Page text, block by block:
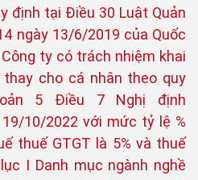
định tại Điều 30 Luật Quản
ngày 13/6/2019 của Quốc
ty có trách nhiệm khai
cho cá nhân theo quy
5 Điều 7 Nghị định
10/2022 với mức tỷ lệ %
thuế GTGT là 5% và thuế
I Danh mục ngành nghề